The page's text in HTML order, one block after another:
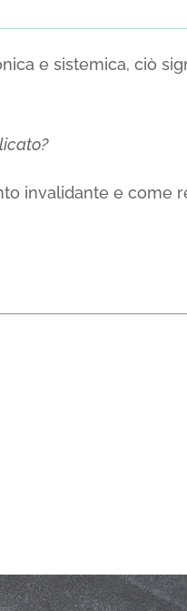
e sistemica, ciò
invalidante e come